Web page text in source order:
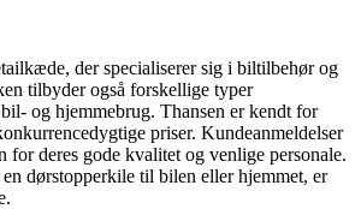
der specialiserer sig i biltilbehør og
tilbyder også forskellige typer
og hjemmebrug. Thansen er kendt for
priser. Kundeanmeldelser
for deres gode kvalitet og venlige personale.
dørstopperkile til bilen eller hjemmet, er